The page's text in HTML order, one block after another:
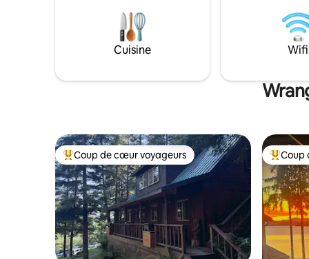
Cuisine Wifi
Coups de cœur voyageurs les plus appréciés
Coup de cœur voyageurs Coups
Coup